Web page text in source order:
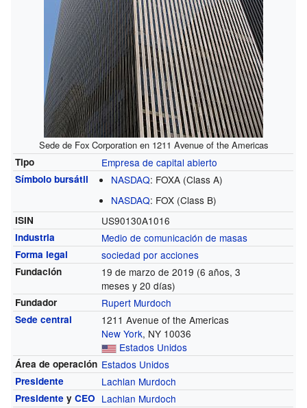
Sede de Fox Corporation en 1211 Avenue of the Americas
Tipo
Empresa de capital abierto
Símbolo bursátil NASDAQ: FOXA(Class A)
NASDAQ: FOX(Class B)
ISIN US90130A1016
Industria Medio de comunicación de masas
Forma legal sociedad por acciones
Fundación
19 de marzo de 2019 (6 años, 3
meses y 20 días)
Fundador Rupert Murdoch
Sede central
1211 Avenue of the Americas
New York, NY 10036
Estados Unidos
Área de operación Estados Unidos
Presidente Lachlan Murdoch
Presidente yCEO Lachlan Murdoch